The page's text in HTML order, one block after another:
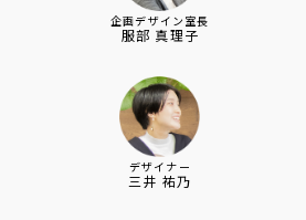
企画デザイン室長
服部 真理子
デザイナー
三井 祐乃